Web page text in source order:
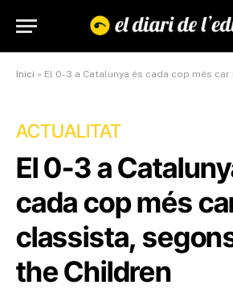
Inici » El 0-3 a Catalunya és cada cop més car i
ACTUALITAT
El 0-3 a
cada cop més
classista,
the Children